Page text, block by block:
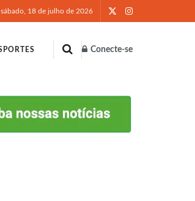
sábado, 18 de julho de 2026
Conecte-se